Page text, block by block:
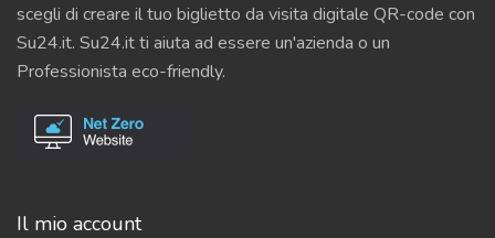
scegli di creare il tuo biglietto da visita digitale QR-code con
Su24.it. Su24.it ti aiuta ad essere un'azienda o un
Professionista eco-friendly.
Il mio account